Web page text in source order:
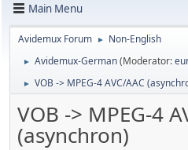
Main Menu
Avidemux Forum ► Non-English
► Avidemux-German(Moderator:
► VOB -> MPEG-4 AVC/AAC
VOB -> MPEG-4
(asynchron)